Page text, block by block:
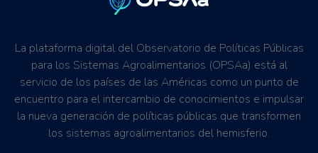
La plataforma digital del Observatorio de Políticas Públicas
para los Sistemas Agroalimentarios (OPSAa) está al
servicio de los países de las Américas como un punto de
encuentro para el intercambio de conocimientos e impulsar
la nueva generación de políticas públicas que transformen
los sistemas agroalimentarios del hemisferio.